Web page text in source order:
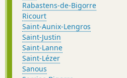
Rabastens-de-Bigorre
Ricourt
Saint-Aunix-Lengros
Saint-Justin
Saint-Lanne
Saint-Lézer
Sanous